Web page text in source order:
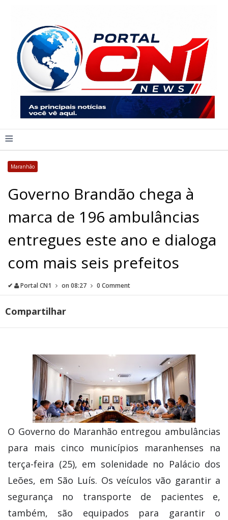
≡
Maranhão
Governo Brandão chega à
marca de 196 ambulâncias
entregues este ano e dialoga
com mais seis prefeitos
✔ Portal CN1 on 08:27 0 Comment
Compartilhar
O Governo do Maranhão entregou ambulâncias
para mais cinco municípios maranhenses na
terça-feira (25), em solenidade no Palácio dos
Leões, em São Luís. Os veículos vão garantir a
segurança no transporte de pacientes e,
também, são equipados para garantir o